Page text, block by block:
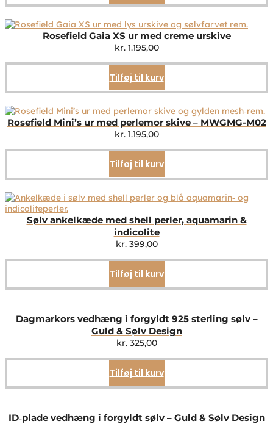
Rosefield Gaia XS ur med creme urskive
kr.1.195,00
Tilføj til kurv
Rosefield Mini’s ur med perlemor skive – MWGMG-M02
kr.1.195,00
Tilføj til kurv
Sølv ankelkæde med shell perler, aquamarin &
indicolite
kr.399,00
Tilføj til kurv
Dagmarkors vedhæng i forgyldt 925 sterling sølv –
Guld & Sølv Design
kr.325,00
Tilføj til kurv
ID‑plade vedhæng i forgyldt sølv – Guld & Sølv Design